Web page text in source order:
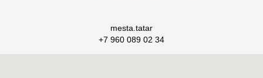
mesta.tatar
+7 960 089 02 34